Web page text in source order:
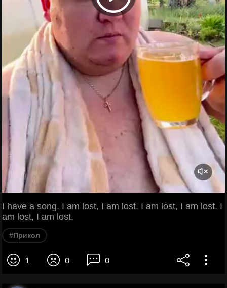
I have a song, I am lost, I am lost, I am lost, I am lost, I
am lost, I am lost.
#Прикол
1 0 0